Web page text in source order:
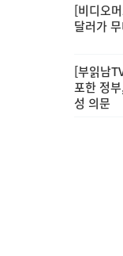
[비디오
달러가
[부읽남
포한 정
성 의문